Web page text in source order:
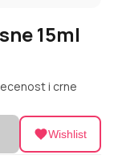
15ml
i crne
Wishlist